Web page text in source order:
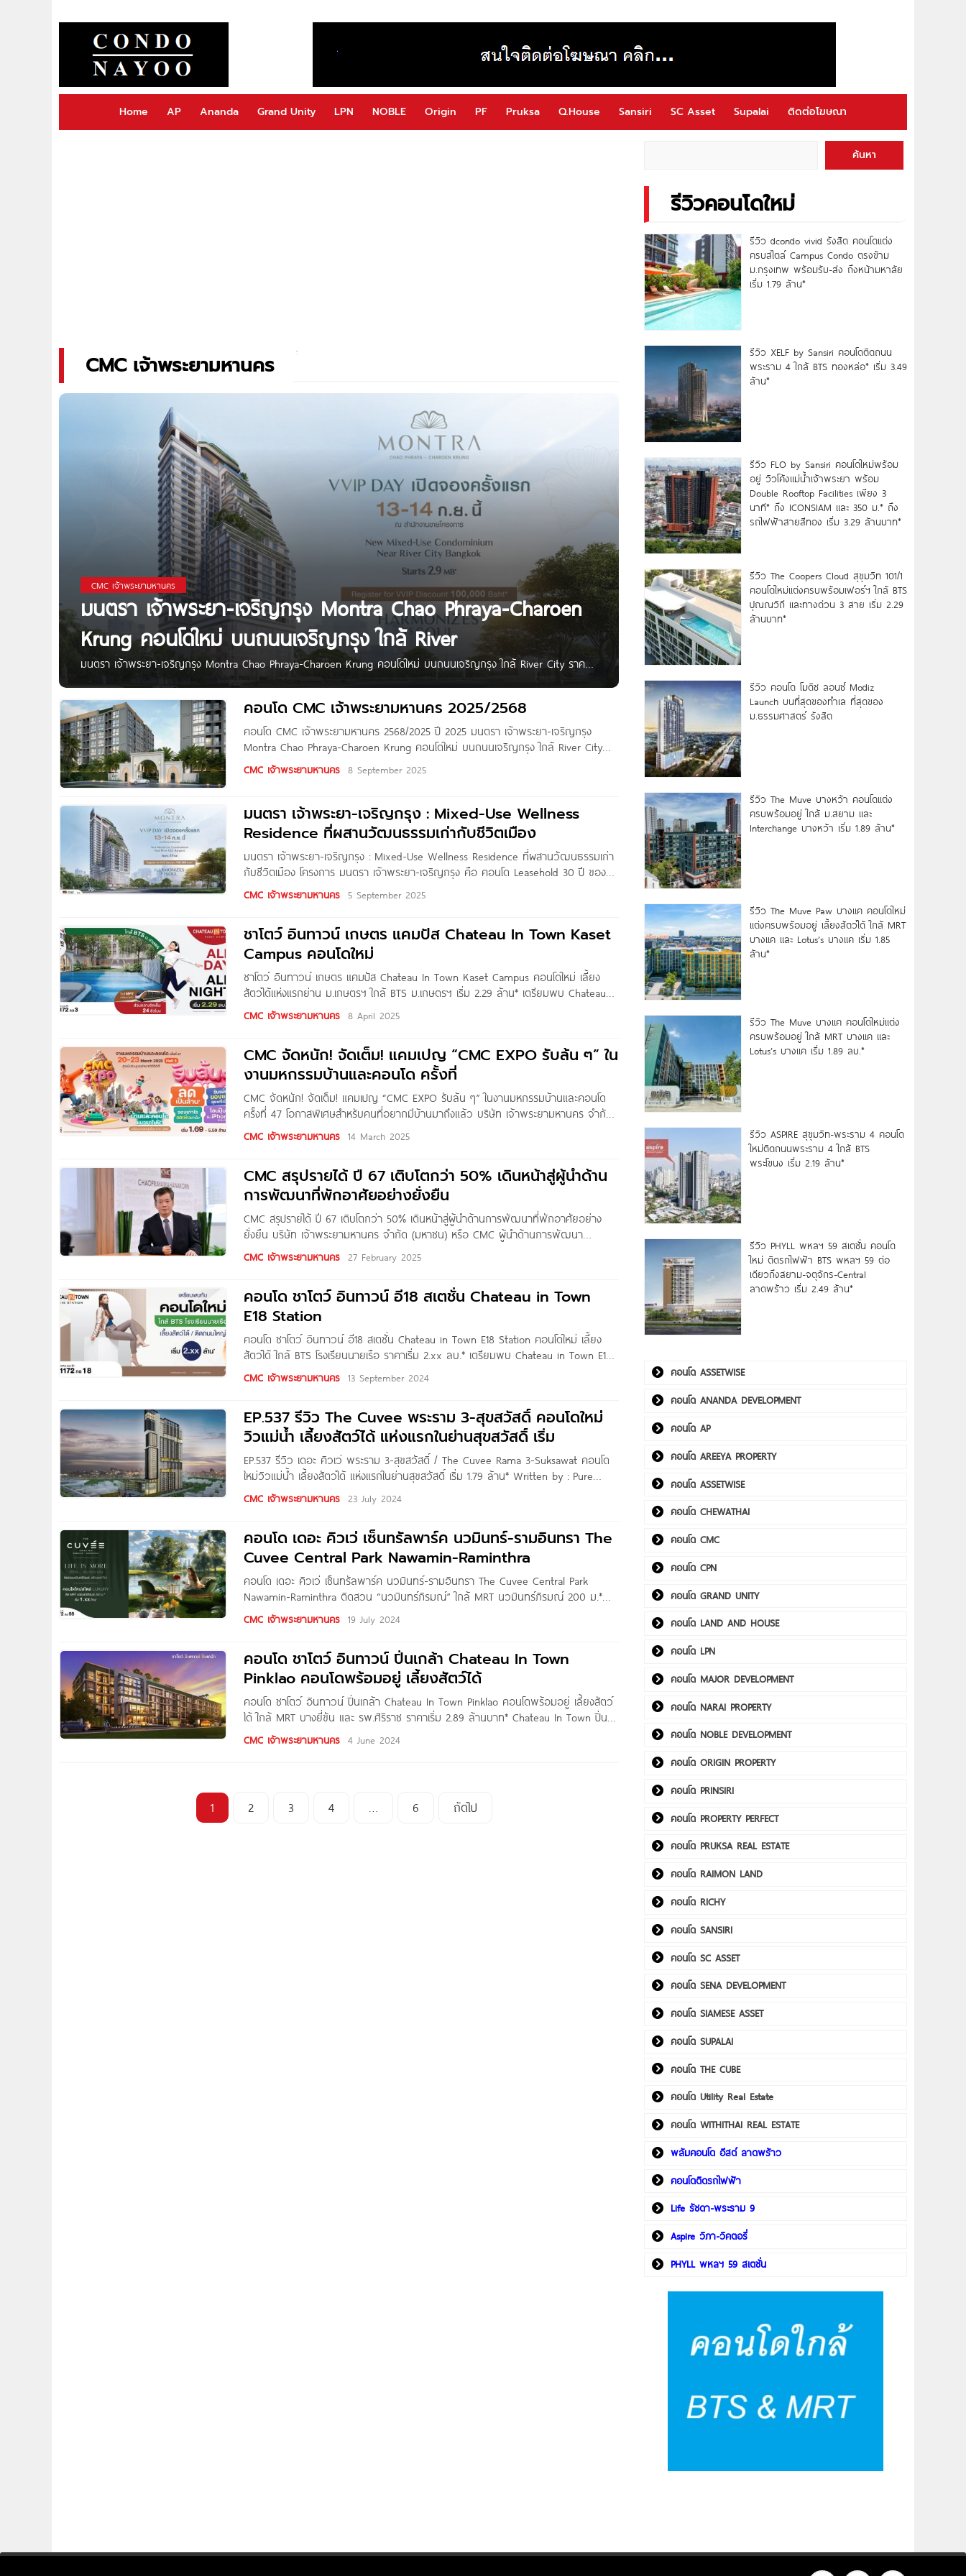
Home AP Ananda Grand Unity LPN NOBLE Origin PF Pruksa Q.House Sansiri SC Asset Supalai ติดต่อโฆษณา
CMC เจ้าพระยามหานคร
CMC เจ้าพระยามหานคร
มนตรา เจ้าพระยา-เจริญกรุง Montra Chao Phraya-Charoen
Krung คอนโดใหม่ บนถนนเจริญกรุง ใกล้ River
มนตรา เจ้าพระยา-เจริญกรุง Montra Chao Phraya-Charoen Krung คอนโดใหม่ บนถนนเจริญกรุง ใกล้ River City ราคา
เริ่ม 2.9 ล้านบาท* เตรียมพบ Montra เจ้าพระยา-เจริญกรุง โครงการ Leasehold ของ CMC ปรากฏการณ์ใหม่ของการใช้
ชีวิต Mixed-Use Wellness Residence อย่างสมบูรณ์แบบใจกลางย่านเจริญกรุง โครงการแห่งแรกที่ผสาน Residential,
Retail, Hotel และ Holistic
คอนโด CMC เจ้าพระยามหานคร 2025/2568
คอนโด CMC เจ้าพระยามหานคร 2568/2025 ปี 2025 มนตรา เจ้าพระยา-เจริญกรุง
Montra Chao Phraya-Charoen Krung คอนโดใหม่ บนถนนเจริญกรุง ใกล้ River City
ราคาเริ่ม 2.9 ล้านบาท* ปี 2024 คอนโด ชาโตว์ อินทาวน์ อี18 สเตชั่น Chateau in
CMC เจ้าพระยามหานคร 8 September 2025
มนตรา เจ้าพระยา-เจริญกรุง : Mixed-Use Wellness
Residence ที่ผสานวัฒนธรรมเก่ากับชีวิตเมือง
มนตรา เจ้าพระยา-เจริญกรุง : Mixed-Use Wellness Residence ที่ผสานวัฒนธรรมเก่า
กับชีวิตเมือง โครงการ มนตรา เจ้าพระยา-เจริญกรุง คือ คอนโด Leasehold 30 ปี ของ
CMC มูลค่ารวมราว 2,200 ล้านบาท ที่ตั้งใจทำให้การอยู่บ้าน วันทำงาน คาเฟ่ และการ
ดูแลสุขภาพเกิดขึ้นในที่เดียว ภายใต้คอนเซ็ปต์ “Harmonizes its soul” อยู่แบบสมดุลทั้ง
CMC เจ้าพระยามหานคร 5 September 2025
ชาโตว์ อินทาวน์ เกษตร แคมปัส Chateau In Town Kaset
Campus คอนโดใหม่
ชาโตว์ อินทาวน์ เกษตร แคมปัส Chateau In Town Kaset Campus คอนโดใหม่ เลี้ยง
สัตว์ได้แห่งแรกย่าน ม.เกษตรฯ ใกล้ BTS ม.เกษตรฯ เริ่ม 2.29 ล้าน* เตรียมพบ Chateau In
Town เกษตร แคมปัส จาก บริษัท เจ้าพระยามหานคร จำกัด (มหาชน) คอนโดใหม่
CMC เจ้าพระยามหานคร 8 April 2025
CMC จัดหนัก! จัดเต็ม! แคมเปญ “CMC EXPO รับล้น ๆ” ใน
งานมหกรรมบ้านและคอนโด ครั้งที่
CMC จัดหนัก! จัดเต็ม! แคมเปญ “CMC EXPO รับล้น ๆ” ในงานมหกรรมบ้านและคอนโด
ครั้งที่ 47 โอกาสพิเศษสำหรับคนที่อยากมีบ้านมาถึงแล้ว บริษัท เจ้าพระยามหานคร จำกัด
(มหาชน) หรือ CMC จัดเต็มโปรโมชันและส่วนลดสุดพิเศษเฉพาะลูกค้าในงานมหกรรมบ้าน
และคอนโด ครั้งที่ 47 ระหว่างวันที่ 20-23 มีนาคม 2568 ณ ศูนย์การประชุมแห่งชาติสิริกิติ์
CMC เจ้าพระยามหานคร 14 March 2025
CMC สรุปรายได้ ปี 67 เติบโตกว่า 50% เดินหน้าสู่ผู้นำด้าน
การพัฒนาที่พักอาศัยอย่างยั่งยืน
CMC สรุปรายได้ ปี 67 เติบโตกว่า 50% เดินหน้าสู่ผู้นำด้านการพัฒนาที่พักอาศัยอย่าง
ยั่งยืน บริษัท เจ้าพระยามหานคร จำกัด (มหาชน) หรือ CMC ผู้นำด้านการพัฒนา
อสังหาริมทรัพย์ ประกาศผลประกอบการประจำปี 2567 เพิ่มขึ้น 50 % โดยมีรายได้รวม
1,991 ล้านบาท ตอกย้ำความสำเร็จ ซึ่งมาจากความเชื่อมั่นของลูกค้า โดย CMC ขอให้
คุณภาพและการบริการ
CMC เจ้าพระยามหานคร 27 February 2025
คอนโด ชาโตว์ อินทาวน์ อี18 สเตชั่น Chateau in Town
E18 Station
คอนโด ชาโตว์ อินทาวน์ อี18 สเตชั่น Chateau in Town E18 Station คอนโดใหม่ เลี้ยง
สัตว์ได้ ใกล้ BTS โรงเรียนนายเรือ ราคาเริ่ม 2.xx ลบ.* เตรียมพบ Chateau in Town E18
Station คอนโดโครงการใหม่ จาก บริษัท เจ้าพระยามหานคร จำกัด (มหาชน)
CMC เจ้าพระยามหานคร 13 September 2024
EP.537 รีวิว The Cuvee พระราม 3-สุขสวัสดิ์ คอนโดใหม่
วิวแม่น้ำ เลี้ยงสัตว์ได้ แห่งแรกในย่านสุขสวัสดิ์ เริ่ม
EP.537 รีวิว เดอะ คิวเว่ พระราม 3-สุขสวัสดิ์ / The Cuvee Rama 3-Suksawat คอนโด
ใหม่วิวแม่น้ำ เลี้ยงสัตว์ได้ แห่งแรกในย่านสุขสวัสดิ์ เริ่ม 1.79 ล้าน* Written by : Pure
Thitapa สวัสดีค่ะ เพื่อน ๆ Condonayoo ทุกคน วันนี้เราจะพาไปชมโครงการ ‘The Cuvee
CMC เจ้าพระยามหานคร 23 July 2024
คอนโด เดอะ คิวเว่ เซ็นทรัลพาร์ค นวมินทร์-รามอินทรา The
Cuvee Central Park Nawamin-Raminthra
คอนโด เดอะ คิวเว่ เซ็นทรัลพาร์ค นวมินทร์-รามอินทรา The Cuvee Central Park
Nawamin-Raminthra ติดสวน “นวมินทร์ภิรมณ์” ใกล้ MRT นวมินทร์ภิรมณ์ 200 ม.*
เริ่ม 1.xx ล้าน* เตรียมพบ The Cuvee Central Park นวมินทร์-รามอินทรา คอนโด
โครงการใหม่ จาก CMC ติดสวน
CMC เจ้าพระยามหานคร 19 July 2024
คอนโด ชาโตว์ อินทาวน์ ปิ่นเกล้า Chateau In Town
Pinklao คอนโดพร้อมอยู่ เลี้ยงสัตว์ได้
คอนโด ชาโตว์ อินทาวน์ ปิ่นเกล้า Chateau In Town Pinklao คอนโดพร้อมอยู่ เลี้ยงสัตว์
ได้ ใกล้ MRT บางยี่ขัน และ รพ.ศิริราช ราคาเริ่ม 2.89 ล้านบาท* Chateau In Town ปิ่น
เกล้า คอนโดเลี้ยงสัตว์ได้โครงการใหม่ จาก CMC Group โครงการตั้งอยู่ในซอยปิ่นเกล้า 4
แขวงบางยี่ขัน แขวงบางยี่ขัน
CMC เจ้าพระยามหานคร 4 June 2024
1 2 3 4 … 6 ถัดไป
ค้นหา
รีวิวคอนโดใหม่
รีวิว dcondo vivid รังสิต คอนโดแต่ง
ครบสไตล์ Campus Condo ตรงข้าม
ม.กรุงเทพ พร้อมรับ-ส่ง ถึงหน้ามหาลัย
เริ่ม 1.79 ล้าน*
รีวิว XELF by Sansiri คอนโดติดถนน
พระราม 4 ใกล้ BTS ทองหล่อ* เริ่ม 3.49
ล้าน*
รีวิว FLO by Sansiri คอนโดใหม่พร้อม
อยู่ วิวโค้งแม่น้ำเจ้าพระยา พร้อม
Double Rooftop Facilities เพียง 3
นาที* ถึง ICONSIAM และ 350 ม.* ถึง
รถไฟฟ้าสายสีทอง เริ่ม 3.29 ล้านบาท*
รีวิว The Coopers Cloud สุขุมวิท 101/1
คอนโดใหม่แต่งครบพร้อมเฟอร์ฯ ใกล้ BTS
ปุณณวิถี และทางด่วน 3 สาย เริ่ม 2.29
ล้านบาท*
รีวิว คอนโด โมดิซ ลอนซ์ Modiz
Launch บนที่สุดของทำเล ที่สุดของ
ม.ธรรมศาสตร์ รังสิต
รีวิว The Muve บางหว้า คอนโดแต่ง
ครบพร้อมอยู่ ใกล้ ม.สยาม และ
Interchange บางหว้า เริ่ม 1.89 ล้าน*
รีวิว The Muve Paw บางแค คอนโดใหม่
แต่งครบพร้อมอยู่ เลี้ยงสัตว์ได้ ใกล้ MRT
บางแค และ Lotus’s บางแค เริ่ม 1.85
ล้าน*
รีวิว The Muve บางแค คอนโดใหม่แต่ง
ครบพร้อมอยู่ ใกล้ MRT บางแค และ
Lotus’s บางแค เริ่ม 1.89 ลบ.*
รีวิว ASPIRE สุขุมวิท-พระราม 4 คอนโด
ใหม่ติดถนนพระราม 4 ใกล้ BTS
พระโขนง เริ่ม 2.19 ล้าน*
รีวิว PHYLL พหลฯ 59 สเตชั่น คอนโด
ใหม่ ติดรถไฟฟ้า BTS พหลฯ 59 ต่อ
เดียวถึงสยาม-จตุจักร-Central
ลาดพร้าว เริ่ม 2.49 ล้าน*
คอนโด ASSETWISE
คอนโด ANANDA DEVELOPMENT
คอนโด AP
คอนโด AREEYA PROPERTY
คอนโด ASSETWISE
คอนโด CHEWATHAI
คอนโด CMC
คอนโด CPN
คอนโด GRAND UNITY
คอนโด LAND AND HOUSE
คอนโด LPN
คอนโด MAJOR DEVELOPMENT
คอนโด NARAI PROPERTY
คอนโด NOBLE DEVELOPMENT
คอนโด ORIGIN PROPERTY
คอนโด PRINSIRI
คอนโด PROPERTY PERFECT
คอนโด PRUKSA REAL ESTATE
คอนโด RAIMON LAND
คอนโด RICHY
คอนโด SANSIRI
คอนโด SC ASSET
คอนโด SENA DEVELOPMENT
คอนโด SIAMESE ASSET
คอนโด SUPALAI
คอนโด THE CUBE
คอนโด Utility Real Estate
คอนโด WITHITHAI REAL ESTATE
พลัมคอนโด อีสต์ ลาดพร้าว
คอนโดติดรถไฟฟ้า
Life รัชดา-พระราม 9
Aspire วิภา-วิคตอรี่
PHYLL พหลฯ 59 สเตชั่น